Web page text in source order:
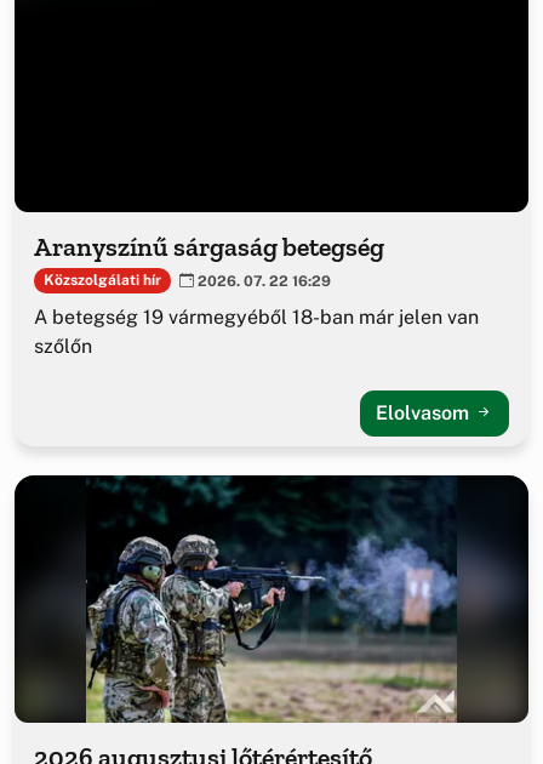
Aranyszínű sárgaság betegség
Közszolgálati hír 2026. 07. 22 16:29
A betegség 19 vármegyéből 18-ban már jelen van
szőlőn
Elolvasom
2026 augusztusi lőtérértesítő